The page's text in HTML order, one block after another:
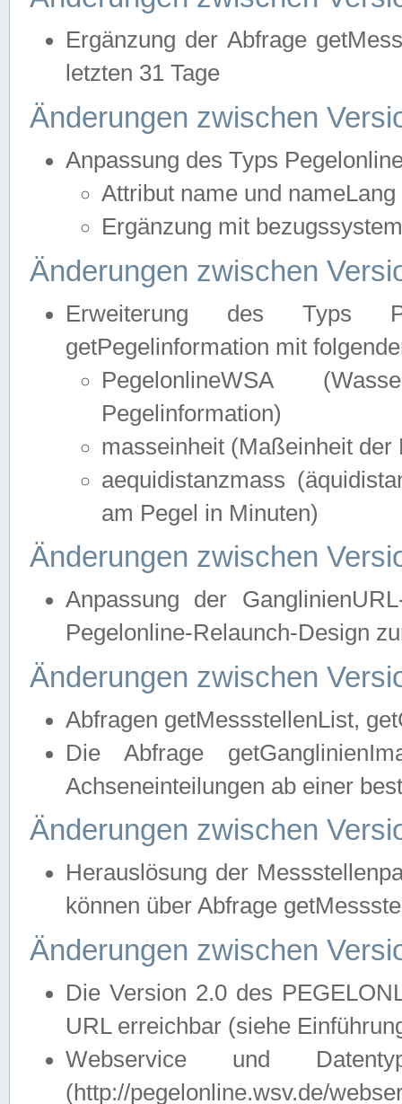
Ergänzung der Abfrage
letzten 31 Tage
Änderungen zwischen
Anpassung des Typs
Attribut name und
Ergänzung mit
Änderungen zwischen
Erweiterung des Typs
getPegelinformation mit
PegelonlineWSA
Pegelinformation)
masseinheit (Maßeinheit der
aequidistanzmass
am Pegel in Minuten)
Änderungen zwischen
Anpassung der
Pegelonline-Relaunch-Design
Änderungen zwischen
Abfragen getMessstellenList,
Die Abfrage
Achseneinteilungen ab einer
Änderungen zwischen
Herauslösung der
können über Abfrage
Änderungen zwischen
Die Version 2.0 des
URL erreichbar (siehe
Webservice und
(http://pegelonline.wsv.de/